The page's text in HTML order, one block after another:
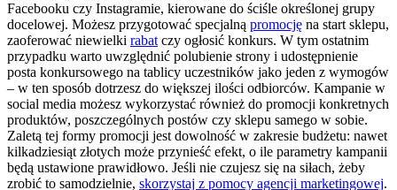
Facebooku czy Instagramie, kierowane do ściśle określonej grupy
docelowej. Możesz przygotować specjalną promocję na start sklepu,
zaoferować niewielki rabat czy ogłosić konkurs. W tym ostatnim
przypadku warto uwzględnić polubienie strony i udostępnienie
posta konkursowego na tablicy uczestników jako jeden z wymogów
– w ten sposób dotrzesz do większej ilości odbiorców. Kampanie w
social media możesz wykorzystać również do promocji konkretnych
produktów, poszczególnych postów czy sklepu samego w sobie.
Zaletą tej formy promocji jest dowolność w zakresie budżetu: nawet
kilkadziesiąt złotych może przynieść efekt, o ile parametry kampanii
będą ustawione prawidłowo. Jeśli nie czujesz się na siłach, żeby
zrobić to samodzielnie, skorzystaj z pomocy agencji marketingowej.